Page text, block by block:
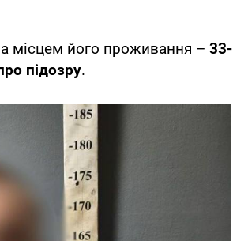
місцем його проживання – 33-
підозру.